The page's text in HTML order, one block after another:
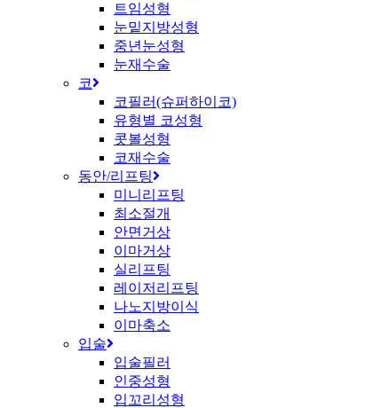
트임성형
눈밑지방성형
중년눈성형
눈재수술
코
코필러(슈퍼하이코)
유형별 코성형
콧볼성형
코재수술
동안/리프팅
미니리프팅
최소절개
안면거상
이마거상
실리프팅
레이저리프팅
나노지방이식
이마축소
입술
입술필러
인중성형
입꼬리성형